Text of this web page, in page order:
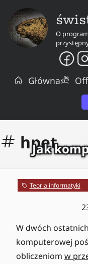
O
Główna
hpet
Jak
Teoria informatyki
W dwóch
komputerowej
obliczeniom w